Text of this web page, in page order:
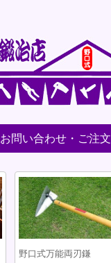
お問い合わせ・ご注文
野口式万能両刃鎌